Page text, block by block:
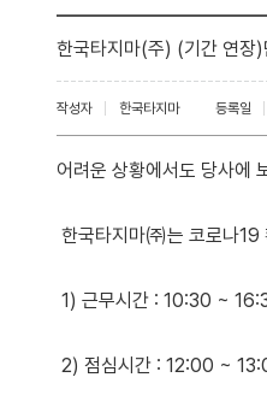
한국타지마(주) (기간 연
작성자 한국타지마 등록일
어려운 상황에서도 당사에
한국타지마㈜는 코로나19
1) 근무시간 : 10:30 ~
2) 점심시간 : 12:00 ~